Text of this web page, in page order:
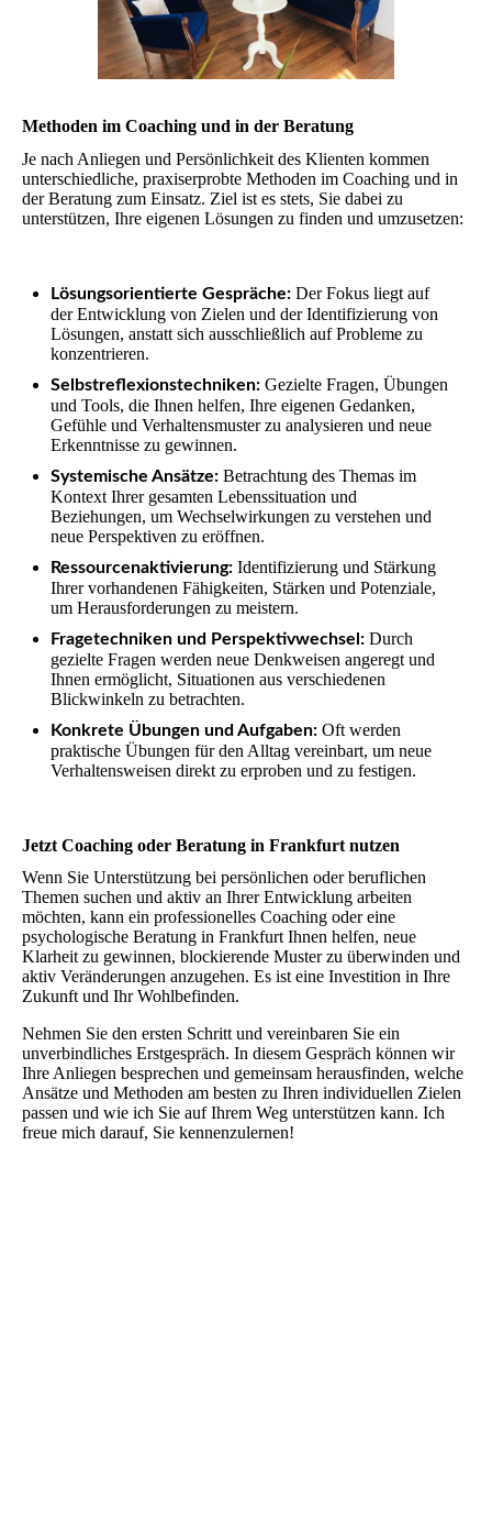
Methoden im Coaching und in der Beratung
Je nach Anliegen und Persönlichkeit des Klienten kommen
unterschiedliche, praxiserprobte Methoden im Coaching und in
der Beratung zum Einsatz. Ziel ist es stets, Sie dabei zu
unterstützen, Ihre eigenen Lösungen zu finden und umzusetzen:
Lösungsorientierte Gespräche: Der Fokus liegt auf
der Entwicklung von Zielen und der Identifizierung von
Lösungen, anstatt sich ausschließlich auf Probleme zu
konzentrieren.
Selbstreflexionstechniken: Gezielte Fragen, Übungen
und Tools, die Ihnen helfen, Ihre eigenen Gedanken,
Gefühle und Verhaltensmuster zu analysieren und neue
Erkenntnisse zu gewinnen.
Systemische Ansätze: Betrachtung des Themas im
Kontext Ihrer gesamten Lebenssituation und
Beziehungen, um Wechselwirkungen zu verstehen und
neue Perspektiven zu eröffnen.
Ressourcenaktivierung: Identifizierung und Stärkung
Ihrer vorhandenen Fähigkeiten, Stärken und Potenziale,
um Herausforderungen zu meistern.
Fragetechniken und Perspektivwechsel: Durch
gezielte Fragen werden neue Denkweisen angeregt und
Ihnen ermöglicht, Situationen aus verschiedenen
Blickwinkeln zu betrachten.
Konkrete Übungen und Aufgaben: Oft werden
praktische Übungen für den Alltag vereinbart, um neue
Verhaltensweisen direkt zu erproben und zu festigen.
Jetzt Coaching oder Beratung in Frankfurt nutzen
Wenn Sie Unterstützung bei persönlichen oder beruflichen
Themen suchen und aktiv an Ihrer Entwicklung arbeiten
möchten, kann ein professionelles Coaching oder eine
psychologische Beratung in Frankfurt Ihnen helfen, neue
Klarheit zu gewinnen, blockierende Muster zu überwinden und
aktiv Veränderungen anzugehen. Es ist eine Investition in Ihre
Zukunft und Ihr Wohlbefinden.
Nehmen Sie den ersten Schritt und vereinbaren Sie ein
unverbindliches Erstgespräch. In diesem Gespräch können wir
Ihre Anliegen besprechen und gemeinsam herausfinden, welche
Ansätze und Methoden am besten zu Ihren individuellen Zielen
passen und wie ich Sie auf Ihrem Weg unterstützen kann. Ich
freue mich darauf, Sie kennenzulernen!